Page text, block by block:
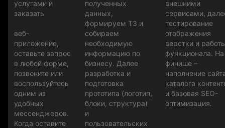
услугами и
заказать
веб-
приложение,
оставьте запрос
в любой форме,
позвоните или
воспользуйтесь
одним из
удобных
мессенджеров.
Когда оставите
полученных
данных,
формируем ТЗ и
собираем
необходимую
информацию по
бизнесу. Далее
разработка и
подготовка
прототипа (логотип,
блоки, структура)
и
пользовательских
внешними
сервисами,
тестирование
отображения
верстки и
функционала. На
финише –
наполнение
каталога
и базовая SEO-
оптимизация.